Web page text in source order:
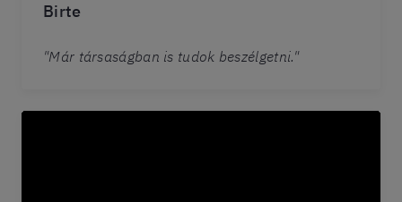
Birte
"Már társaságban is tudok beszélgetni."